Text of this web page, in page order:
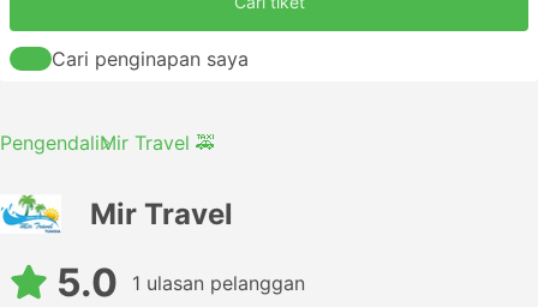
Cari penginapan saya
PengendaliMir Travel 🚕
Mir Travel
5.0 1 ulasan pelanggan